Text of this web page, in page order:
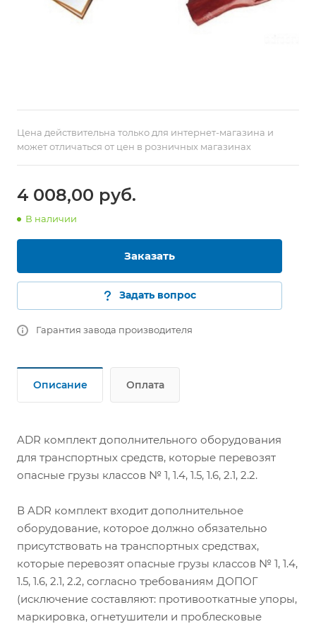
Цена действительна только для интернет-магазина и
может отличаться от цен в розничных магазинах
4 008,00 руб.
В наличии
Заказать
Задать вопрос
Гарантия завода производителя
Описание Оплата
ADR комплект дополнительного оборудования
для транспортных средств, которые перевозят
опасные грузы классов № 1, 1.4, 1.5, 1.6, 2.1, 2.2.
В ADR комплект входит дополнительное
оборудование, которое должно обязательно
присутствовать на транспортных средствах,
которые перевозят опасные грузы классов № 1, 1.4,
1.5, 1.6, 2.1, 2.2, согласно требованиям ДОПОГ
(исключение составляют: противооткатные упоры,
маркировка, огнетушители и проблесковые